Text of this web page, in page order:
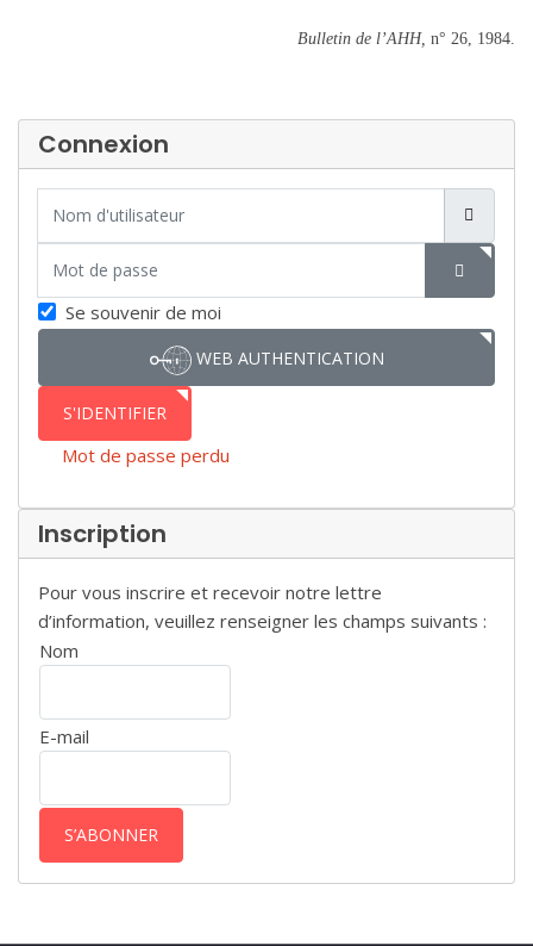
Bulletin de l’AHH, n° 26, 1984.
Connexion
SHOW
Se souvenir de moi
WEB AUTHENTICATION
S'IDENTIFIER
Mot de passe perdu
Inscription
Pour vous inscrire et recevoir notre lettre
d’information, veuillez renseigner les champs suivants :
Nom
E-mail